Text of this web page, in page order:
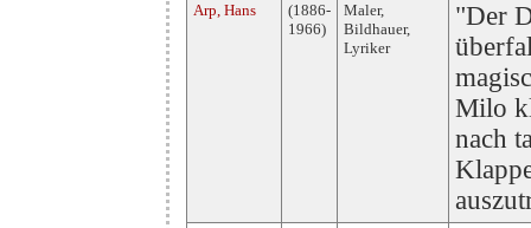
Arp, Hans
(1886-
1966)
Maler,
Bildhauer,
Lyriker
"Der
Milo
nach